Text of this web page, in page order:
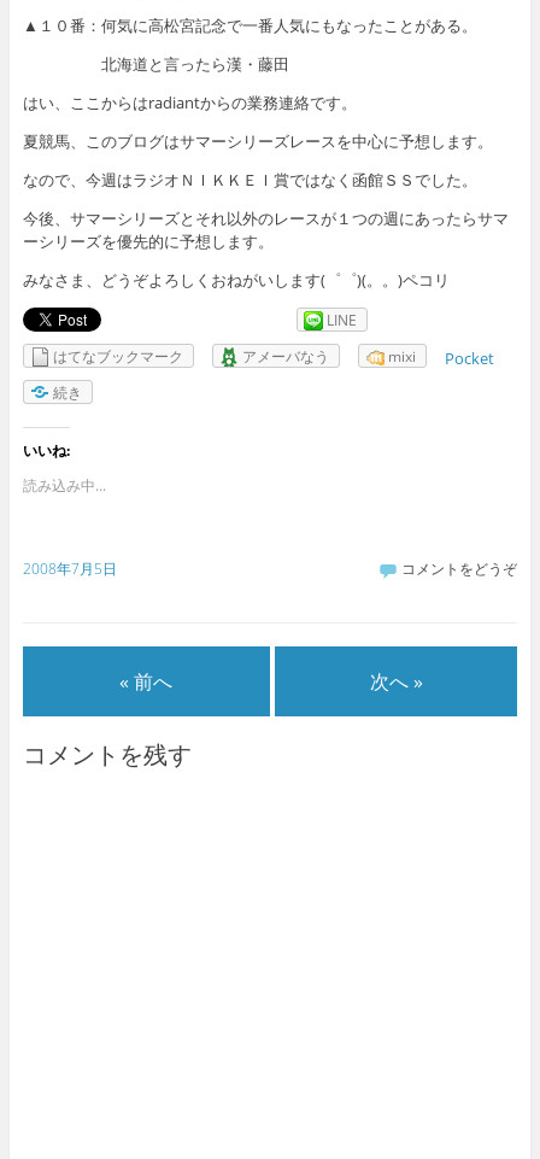
▲１０番：何気に高松宮記念で一番人気にもなったことがある。
北海道と言ったら漢・藤田
はい、ここからはradiantからの業務連絡です。
夏競馬、このブログはサマーシリーズレースを中心に予想します。
なので、今週はラジオＮＩＫＫＥＩ賞ではなく函館ＳＳでした。
今後、サマーシリーズとそれ以外のレースが１つの週にあったらサマ
ーシリーズを優先的に予想します。
みなさま、どうぞよろしくおねがいします(゜゜)(。。)ペコリ
LINE
はてなブックマーク
アメーバなう mixi Pocket
続き
いいね:
読み込み中...
2008年7月5日 コメントをどうぞ
« 前へ 次へ »
コメントを残す